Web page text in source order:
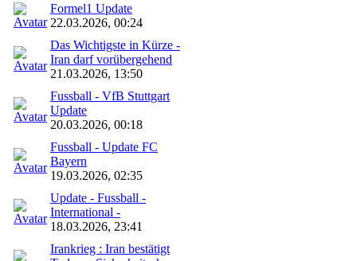
Formel1 Update
22.03.2026, 00:24
Das Wichtigste in Kürze -
Iran darf vorübergehend
21.03.2026, 13:50
Fussball - VfB Stuttgart
Update
20.03.2026, 00:18
Fussball - Update FC
Bayern
19.03.2026, 02:35
Update - Fussball -
International -
18.03.2026, 23:41
Irankrieg : Iran bestätigt